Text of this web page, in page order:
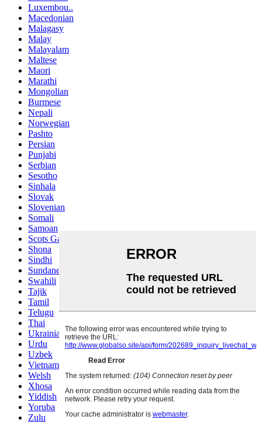
Luxembou..
Macedonian
Malagasy
Malay
Malayalam
Maltese
Maori
Marathi
Mongolian
Burmese
Nepali
Norwegian
Pashto
Persian
Punjabi
Serbian
Sesotho
Sinhala
Slovak
Slovenian
Somali
Samoan
Scots Gaelic
Shona
Sindhi
Sundanese
Swahili
Tajik
Tamil
Telugu
Thai
Ukrainian
Urdu
Uzbek
Vietnamese
Welsh
Xhosa
Yiddish
Yoruba
Zulu